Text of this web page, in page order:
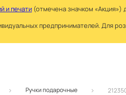
и печати (отмечена значком «Акция»)
предпринимателей. Для
Ручки подарочные